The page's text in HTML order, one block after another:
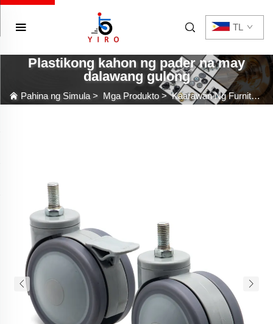
TL
Plastikong kahon ng pader na may
dalawang gulong
Pahina ng Simula > Mga Produkto >Kaarawan Ng Furniture